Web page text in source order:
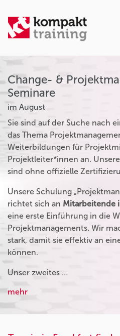
Change- &
Seminare
im August
Sie sind auf der Suche nach
das Thema
Weiterbildungen für
Projektleiter*innen an.
sind ohne offizielle
Unsere Schulung
richtet sich an Mitarbeitende
eine erste Einführung in die
Projektmanagements. Wir
stark, damit sie effektiv an
können.
Unser zweites …
mehr